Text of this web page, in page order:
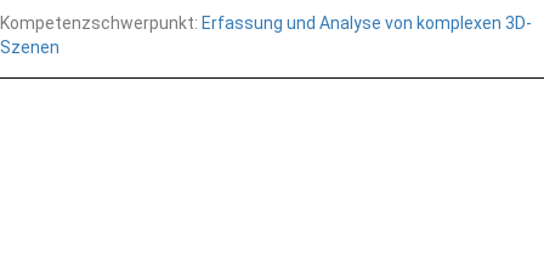
Kompetenzschwerpunkt: Erfassung und Analyse von komplexen 3D-
Szenen